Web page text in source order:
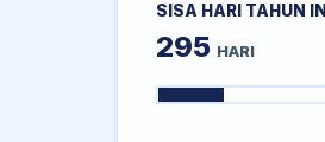
SISA HARI TAHUN INI
295 HARI